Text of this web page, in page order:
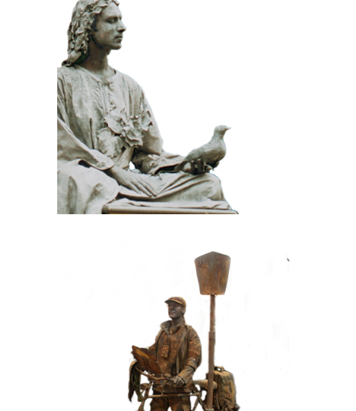
KLASSIEK
100 Meditatief Beeld
HEDENDAAGS IJZER/ROEST
099 Toerist